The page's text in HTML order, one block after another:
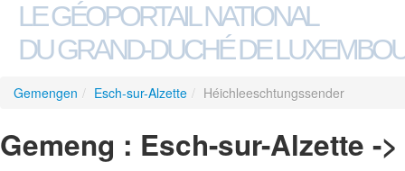
LE GÉOPORTAIL NATIONAL
DU GRAND-DUCHÉ DE
Gemengen / Esch-sur-Alzette / Héichleeschtungssender
Gemeng : Esch-sur-Alzette -